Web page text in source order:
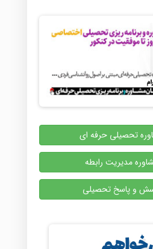
تحصیلی حرفه ای
مدیریت رابطه
و پاسخ تحصیلی